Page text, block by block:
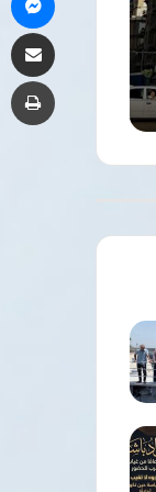
العريق
وتخريج
العقول
الحقوق
ذاكرة
العريق
الحقوق جامعة